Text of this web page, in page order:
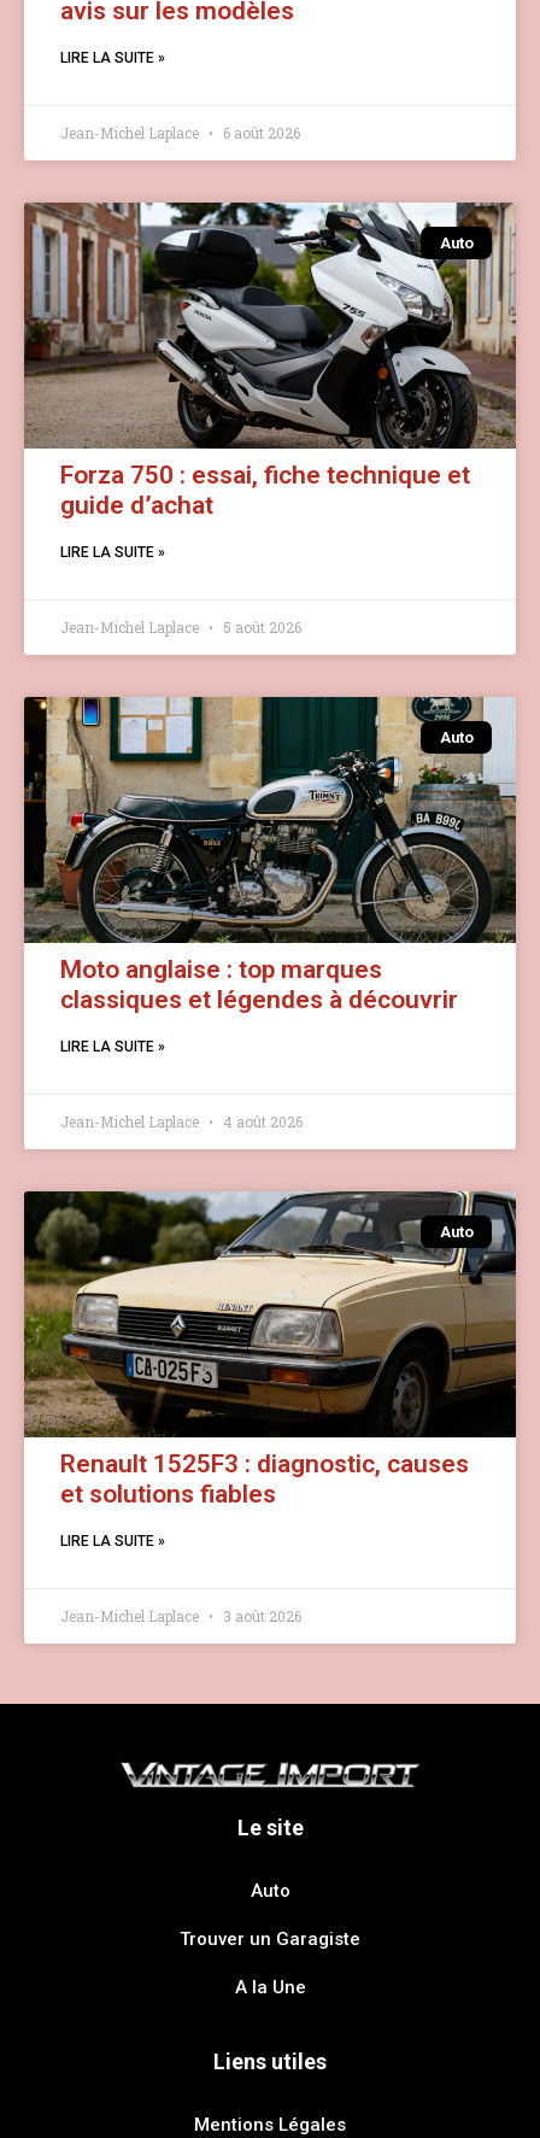
avis sur les modèles
LIRE LA SUITE »
Jean-Michel Laplace 6 août 2026
Auto
Forza 750 : essai, fiche technique et
guide d’achat
LIRE LA SUITE »
Jean-Michel Laplace 5 août 2026
Auto
Moto anglaise : top marques
classiques et légendes à découvrir
LIRE LA SUITE »
Jean-Michel Laplace 4 août 2026
Auto
Renault 1525F3 : diagnostic, causes
et solutions fiables
LIRE LA SUITE »
Jean-Michel Laplace 3 août 2026
Le site
Auto
Trouver un Garagiste
A la Une
Liens utiles
Mentions Légales